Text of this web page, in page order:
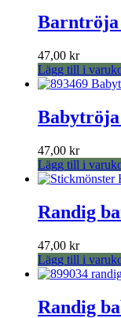
på
Barntröja
47,00 kr
Lägg till i
47,00 kr
Lägg till i
Randig
47,00 kr
Lägg till i
Randig